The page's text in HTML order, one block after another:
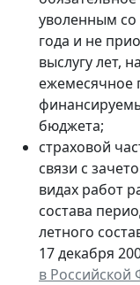
уволенным со
года и не
выслугу лет,
ежемесячное
бюджета;
страховой
связи с
видах работ
состава
летного
17 декабря
в Российской